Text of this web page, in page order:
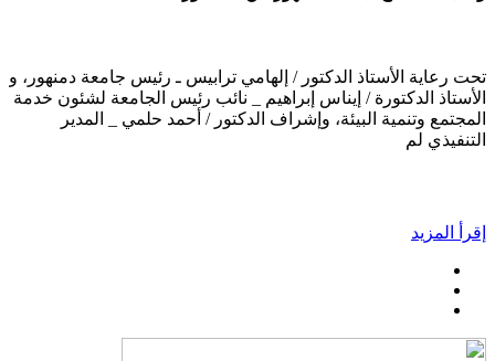
تحت رعاية الأستاذ الدكتور / إلهامي ترابيس ـ رئيس جامعة دمنهور، و
الأستاذ الدكتورة / إيناس إبراهيم _ نائب رئيس الجامعة لشئون خدمة
المجتمع وتنمية البيئة، وإشراف الدكتور / أحمد حلمي _ المدير
التنفيذي لم
إقرأ المزيد